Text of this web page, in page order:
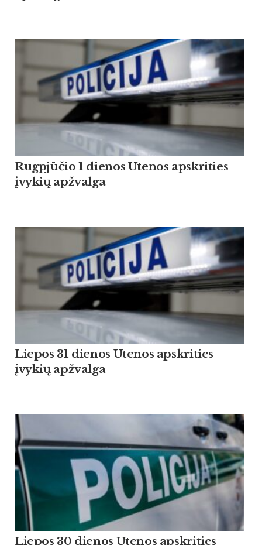
Rugpjūčio 1 dienos Utenos apskrities
įvykių apžvalga
Liepos 31 dienos Utenos apskrities
įvykių apžvalga
Liepos 30 dienos Utenos apskrities